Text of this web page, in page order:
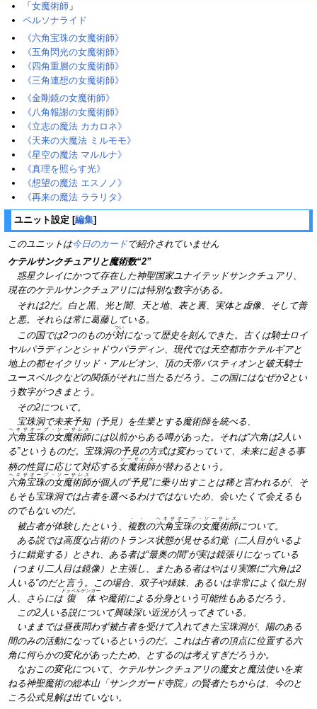
「 女魔術師 」
ペルソナライド
《六角宝珠の女魔術師》
《五角閃光の女魔術師》
《四角重層の女魔術師》
《三角連想の女魔術師》
《金剛鏡の女魔術師》
《八角報謝の女魔術師》
《立志の魔法 カカロネ》‎
《天来の大魔法 ミルモモ》‎
《星空の魔法 マルルナ》‎
《真理を照らす光》‎
《想望の魔法 エスノノ》‎
《再来の魔法 ララリタ》‎
ユニット設定 [編集]
このユニットは今日のカードで紹介されていません
ケテルサンクチュアリと魔術数“2”
惑星クレイにかつて存在した神聖国家ユナイテッドサンクチュアリ、
現在のケテルサンクチュアリには特別な数字がある。
それは2
・
だ。白と黒、光と闇、天と地、表と裏、実体と虚像、そして善
と悪。それらは常に葛藤している。
この国では2つのものが対
つい
になって歴史を刻んできた。古くは騎士ロイ
ヤルパラディンとシャドウパラディン、現代では天空都市ケテルギアと
地上の都セイクリッド・アルビオン、頂の天帝バスティオンと破天騎士
ユースベルクなどの関係がそれに当たるだろう。この国にはなぜか2とい
う数字がつきまとう。
その2
・
について。
宝珠洞で未来予知（予見）を生業とする魔術師を統べる、
六角宝珠の女魔術師
ヘキサオーブ・ソーサレス
には以前からある噂があった。それは“六角は2人い
る”というものだ。宝珠洞の予見の方式は変わっていて、未来に起きる事
柄の性質に応じて対応する 女魔術師
ソーサレス
が替わるという。
六角宝珠の女魔術師
ヘキサオーブ・ソーサレス
が個人の“予見”に乗り出すことは稀と言われるが、そ
もそも宝珠洞では占者を選べるわけではないため、会いたくて会えるも
のでもないのだ。
被占者が体験したという、 複数
・・
の六角宝珠の女魔術師
ヘキサオーブ・ソーサレス
について。
ある説では高度な占術のトランス状態が見せる幻覚（二人目がいるよ
うに錯覚する）とされ、ある者は“最奥の間”が実は鏡張りになっている
（つまり二人目は鏡像）と主張し、またある者はやはり実際に“六角は2
人いる”のだと言う。この場合、双子や姉妹、あるいは非常によく似た別
人、さらには 復体
ドッペルゲンガー
や魔術による分身という可能性もあるだろう。
この2人いる説について興味深い近況が入ってきている。
いままでは昼夜問わず被占者を受けて入れてきた宝珠洞が、陽のある
間のみの活動になっているというのだ。これは占者の頂点に位置する六
角に何らかの変化があったため、とするのは考えすぎだろうか。
なおこの変化について、ケテルサンクチュアリの魔女と魔法使いを束
ねる神聖魔術の総本山「サンクガード寺院」の賢者たちからは、今のと
ころ公式見解は出ていない。